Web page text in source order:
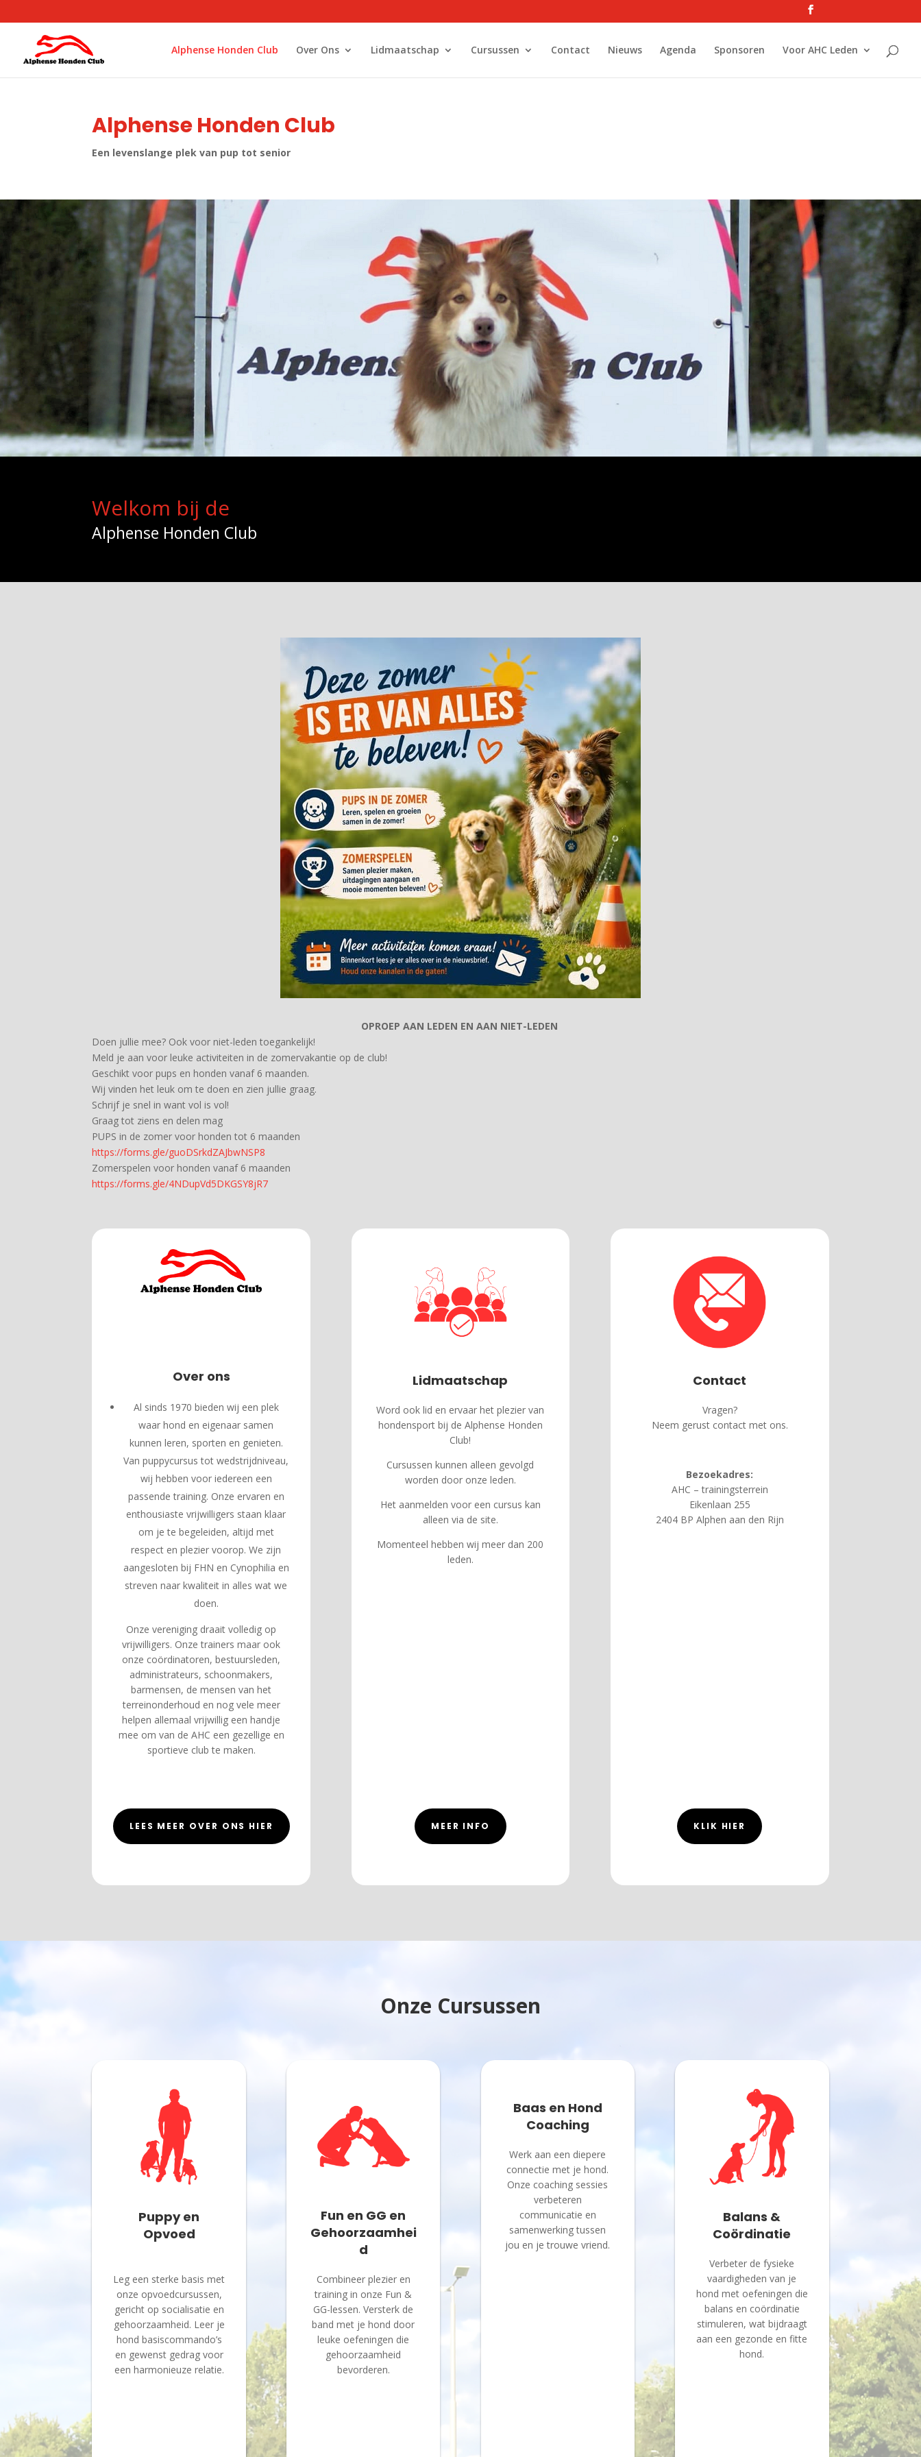
Alphense Honden Club Over Ons Lidmaatschap Cursussen Contact Nieuws Agenda Sponsoren Voor AHC Leden
Alphense Honden Club
Een levenslange plek van pup tot senior
Welkom bij de
Alphense Honden Club
OPROEP AAN LEDEN EN AAN NIET-LEDEN
Doen jullie mee? Ook voor niet-leden toegankelijk!
Meld je aan voor leuke activiteiten in de zomervakantie op de club!
Geschikt voor pups en honden vanaf 6 maanden.
Wij vinden het leuk om te doen en zien jullie graag.
Schrijf je snel in want vol is vol!
Graag tot ziens en delen mag
PUPS in de zomer voor honden tot 6 maanden
https://forms.gle/guoDSrkdZAJbwNSP8
Zomerspelen voor honden vanaf 6 maanden
https://forms.gle/4NDupVd5DKGSY8jR7
Over ons
Al sinds 1970 bieden wij een plek
waar hond en eigenaar samen
kunnen leren, sporten en genieten.
Van puppycursus tot wedstrijdniveau,
wij hebben voor iedereen een
passende training. Onze ervaren en
enthousiaste vrijwilligers staan klaar
om je te begeleiden, altijd met
respect en plezier voorop. We zijn
aangesloten bij FHN en Cynophilia en
streven naar kwaliteit in alles wat we
doen.
Onze vereniging draait volledig op
vrijwilligers. Onze trainers maar ook
onze coördinatoren, bestuursleden,
administrateurs, schoonmakers,
barmensen, de mensen van het
terreinonderhoud en nog vele meer
helpen allemaal vrijwillig een handje
mee om van de AHC een gezellige en
sportieve club te maken.
LEES MEER OVER ONS HIER
Lidmaatschap
Word ook lid en ervaar het plezier van
hondensport bij de Alphense Honden
Club!
Cursussen kunnen alleen gevolgd
worden door onze leden.
Het aanmelden voor een cursus kan
alleen via de site.
Momenteel hebben wij meer dan 200
leden.
MEER INFO
Contact
Vragen?
Neem gerust contact met ons.
Bezoekadres:
AHC – trainingsterrein
Eikenlaan 255
2404 BP Alphen aan den Rijn
KLIK HIER
Onze Cursussen
Puppy en
Opvoed
Leg een sterke basis met
onze opvoedcursussen,
gericht op socialisatie en
gehoorzaamheid. Leer je
hond basiscommando’s
en gewenst gedrag voor
een harmonieuze relatie.
Fun en GG en
Gehoorzaamhei
d
Combineer plezier en
training in onze Fun &
GG-lessen. Versterk de
band met je hond door
leuke oefeningen die
gehoorzaamheid
bevorderen.
Baas en Hond
Coaching
Werk aan een diepere
connectie met je hond.
Onze coaching sessies
verbeteren
communicatie en
samenwerking tussen
jou en je trouwe vriend.
Balans &
Coördinatie
Verbeter de fysieke
vaardigheden van je
hond met oefeningen die
balans en coördinatie
stimuleren, wat bijdraagt
aan een gezonde en fitte
hond.